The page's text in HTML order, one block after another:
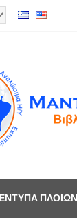
ΈΝΤΥΠΑ ΠΛΟΊΩΝ